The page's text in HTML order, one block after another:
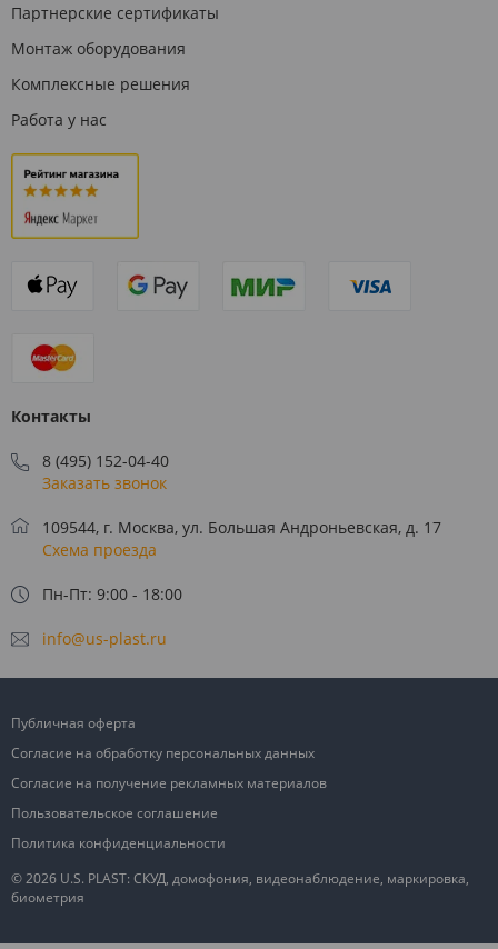
Партнерские сертификаты
Монтаж оборудования
Комплексные решения
Работа у нас
Контакты
8 (495) 152-04-40
Заказать звонок
109544, г. Москва, ул. Большая Андроньевская, д. 17
Схема проезда
Пн-Пт: 9:00 - 18:00
info@us-plast.ru
© 2026 U.S. PLAST: СКУД, домофония, видеонаблюдение, маркировка,
биометрия
Публичная оферта
Согласие на обработку персональных данных
Согласие на получение рекламных материалов
Пользовательское соглашение
Политика конфиденциальности